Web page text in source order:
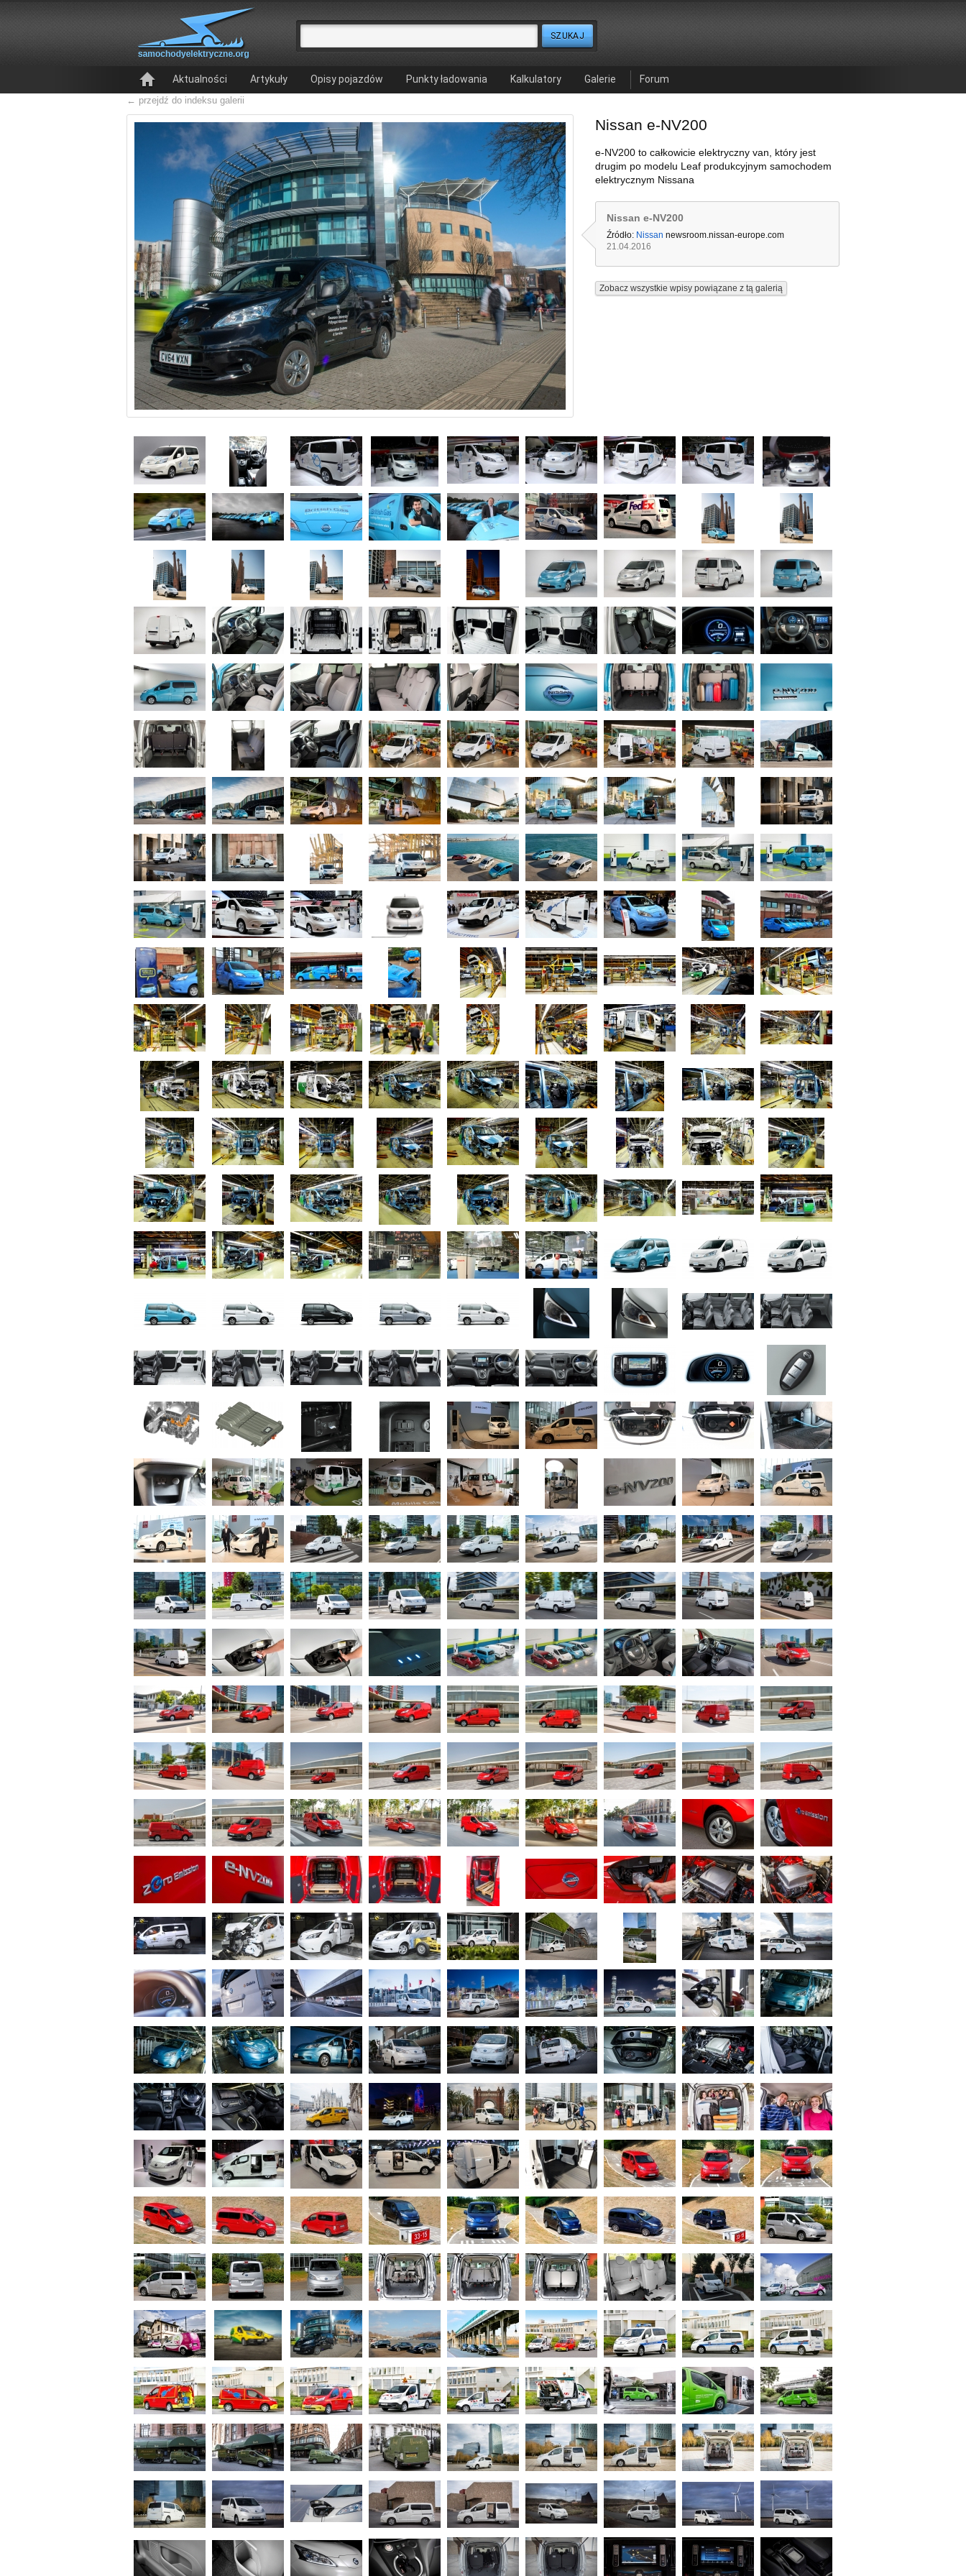
Aktualności Artykuły Opisy pojazdów Punkty ładowania Kalkulatory Galerie Forum
← przejdź do indeksu galerii
Nissan e-NV200
e-NV200 to całkowicie elektryczny van, który jest
drugim po modelu Leaf produkcyjnym samochodem
elektrycznym Nissana
Nissan e-NV200
Źródło: Nissan newsroom.nissan-europe.com
21.04.2016
Zobacz wszystkie wpisy powiązane z tą galerią